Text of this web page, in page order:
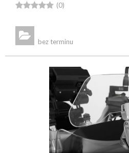
 (0)

bez terminu